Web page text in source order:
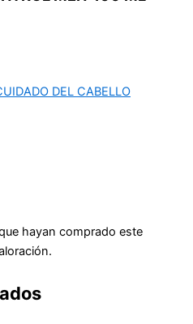
DEL CABELLO
hayan comprado este